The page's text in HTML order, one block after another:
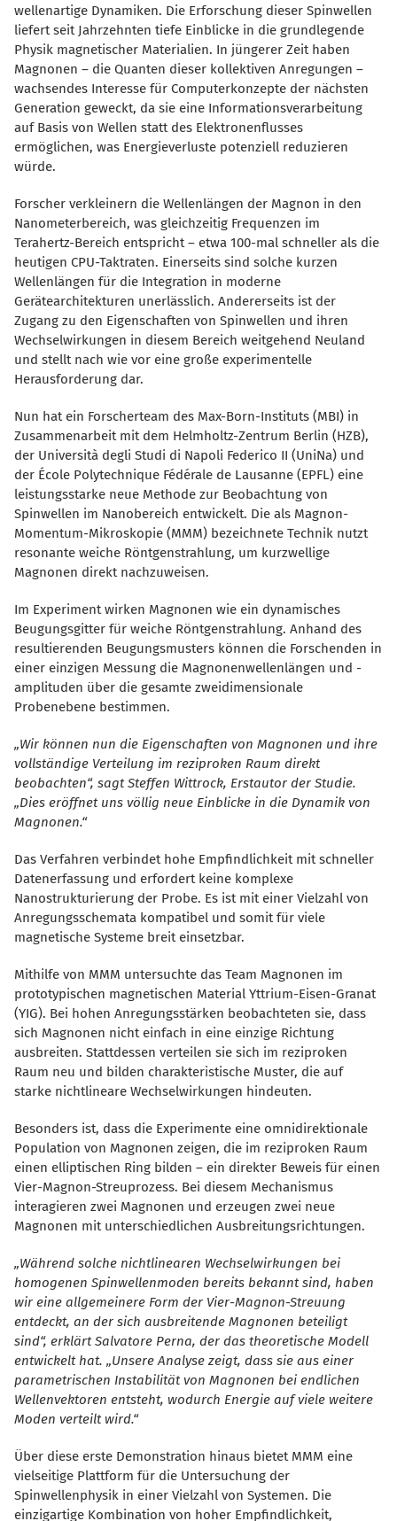
wellenartige Dynamiken. Die Erforschung dieser Spinwellen
liefert seit Jahrzehnten tiefe Einblicke in die grundlegende
Physik magnetischer Materialien. In jüngerer Zeit haben
Magnonen – die Quanten dieser kollektiven Anregungen –
wachsendes Interesse für Computerkonzepte der nächsten
Generation geweckt, da sie eine Informationsverarbeitung
auf Basis von Wellen statt des Elektronenflusses
ermöglichen, was Energieverluste potenziell reduzieren
würde.
Forscher verkleinern die Wellenlängen der Magnon in den
Nanometerbereich, was gleichzeitig Frequenzen im
Terahertz-Bereich entspricht – etwa 100-mal schneller als die
heutigen CPU-Taktraten. Einerseits sind solche kurzen
Wellenlängen für die Integration in moderne
Gerätearchitekturen unerlässlich. Andererseits ist der
Zugang zu den Eigenschaften von Spinwellen und ihren
Wechselwirkungen in diesem Bereich weitgehend Neuland
und stellt nach wie vor eine große experimentelle
Herausforderung dar.
Nun hat ein Forscherteam des Max-Born-Instituts (MBI) in
Zusammenarbeit mit dem Helmholtz-Zentrum Berlin (HZB),
der Università degli Studi di Napoli Federico II (UniNa) und
der École Polytechnique Fédérale de Lausanne (EPFL) eine
leistungsstarke neue Methode zur Beobachtung von
Spinwellen im Nanobereich entwickelt. Die als Magnon-
Momentum-Mikroskopie (MMM) bezeichnete Technik nutzt
resonante weiche Röntgenstrahlung, um kurzwellige
Magnonen direkt nachzuweisen.
Im Experiment wirken Magnonen wie ein dynamisches
Beugungsgitter für weiche Röntgenstrahlung. Anhand des
resultierenden Beugungsmusters können die Forschenden in
einer einzigen Messung die Magnonenwellenlängen und -
amplituden über die gesamte zweidimensionale
Probenebene bestimmen.
Wir können nun die Eigenschaften von Magnonen und ihre
vollständige Verteilung im reziproken Raum direkt
beobachten“, sagt Steffen Wittrock, Erstautor der Studie.
Dies eröffnet uns völlig neue Einblicke in die Dynamik von
Magnonen.“
Das Verfahren verbindet hohe Empfindlichkeit mit schneller
Datenerfassung und erfordert keine komplexe
Nanostrukturierung der Probe. Es ist mit einer Vielzahl von
Anregungsschemata kompatibel und somit für viele
magnetische Systeme breit einsetzbar.
Mithilfe von MMM untersuchte das Team Magnonen im
prototypischen magnetischen Material Yttrium-Eisen-Granat
(YIG). Bei hohen Anregungsstärken beobachteten sie, dass
sich Magnonen nicht einfach in eine einzige Richtung
ausbreiten. Stattdessen verteilen sie sich im reziproken
Raum neu und bilden charakteristische Muster, die auf
starke nichtlineare Wechselwirkungen hindeuten.
Besonders ist, dass die Experimente eine omnidirektionale
Population von Magnonen zeigen, die im reziproken Raum
einen elliptischen Ring bilden – ein direkter Beweis für einen
Vier-Magnon-Streuprozess. Bei diesem Mechanismus
interagieren zwei Magnonen und erzeugen zwei neue
Magnonen mit unterschiedlichen Ausbreitungsrichtungen.
Während solche nichtlinearen Wechselwirkungen bei
homogenen Spinwellenmoden bereits bekannt sind, haben
wir eine allgemeinere Form der Vier-Magnon-Streuung
entdeckt, an der sich ausbreitende Magnonen beteiligt
sind“, erklärt Salvatore Perna, der das theoretische Modell
entwickelt hat. „Unsere Analyse zeigt, dass sie aus einer
parametrischen Instabilität von Magnonen bei endlichen
Wellenvektoren entsteht, wodurch Energie auf viele weitere
Moden verteilt wird.“
Über diese erste Demonstration hinaus bietet MMM eine
vielseitige Plattform für die Untersuchung der
Spinwellenphysik in einer Vielzahl von Systemen. Die
einzigartige Kombination von hoher Empfindlichkeit,